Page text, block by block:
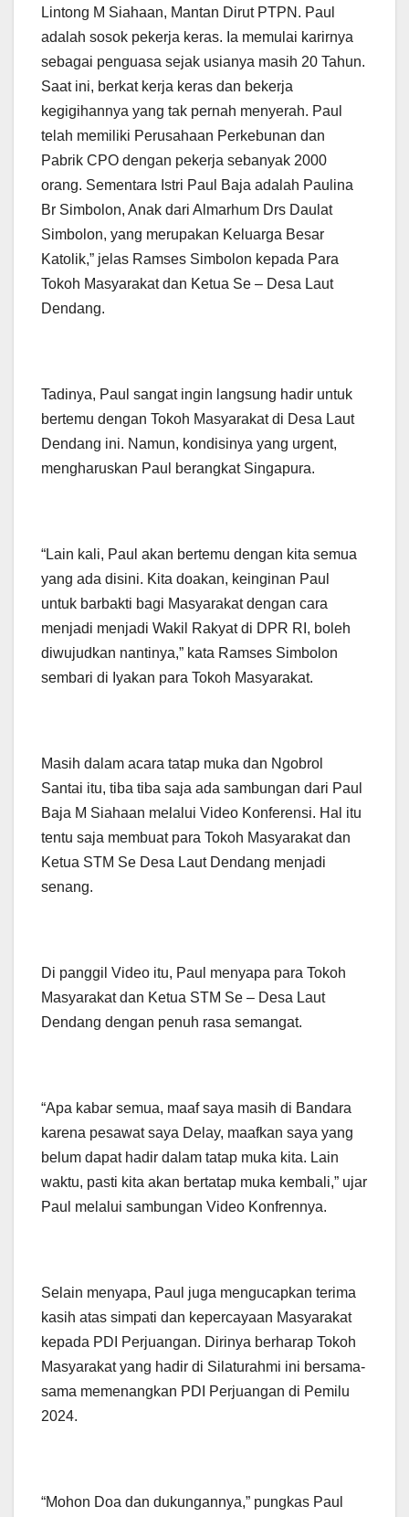
Lintong M Siahaan, Mantan Dirut PTPN. Paul
adalah sosok pekerja keras. Ia memulai karirnya
sebagai penguasa sejak usianya masih 20 Tahun.
Saat ini, berkat kerja keras dan bekerja
kegigihannya yang tak pernah menyerah. Paul
telah memiliki Perusahaan Perkebunan dan
Pabrik CPO dengan pekerja sebanyak 2000
orang. Sementara Istri Paul Baja adalah Paulina
Br Simbolon, Anak dari Almarhum Drs Daulat
Simbolon, yang merupakan Keluarga Besar
Katolik,” jelas Ramses Simbolon kepada Para
Tokoh Masyarakat dan Ketua Se – Desa Laut
Dendang.
Tadinya, Paul sangat ingin langsung hadir untuk
bertemu dengan Tokoh Masyarakat di Desa Laut
Dendang ini. Namun, kondisinya yang urgent,
mengharuskan Paul berangkat Singapura.
“Lain kali, Paul akan bertemu dengan kita semua
yang ada disini. Kita doakan, keinginan Paul
untuk barbakti bagi Masyarakat dengan cara
menjadi menjadi Wakil Rakyat di DPR RI, boleh
diwujudkan nantinya,” kata Ramses Simbolon
sembari di Iyakan para Tokoh Masyarakat.
Masih dalam acara tatap muka dan Ngobrol
Santai itu, tiba tiba saja ada sambungan dari Paul
Baja M Siahaan melalui Video Konferensi. Hal itu
tentu saja membuat para Tokoh Masyarakat dan
Ketua STM Se Desa Laut Dendang menjadi
senang.
Di panggil Video itu, Paul menyapa para Tokoh
Masyarakat dan Ketua STM Se – Desa Laut
Dendang dengan penuh rasa semangat.
“Apa kabar semua, maaf saya masih di Bandara
karena pesawat saya Delay, maafkan saya yang
belum dapat hadir dalam tatap muka kita. Lain
waktu, pasti kita akan bertatap muka kembali,” ujar
Paul melalui sambungan Video Konfrennya.
Selain menyapa, Paul juga mengucapkan terima
kasih atas simpati dan kepercayaan Masyarakat
kepada PDI Perjuangan. Dirinya berharap Tokoh
Masyarakat yang hadir di Silaturahmi ini bersama-
sama memenangkan PDI Perjuangan di Pemilu
2024.
“Mohon Doa dan dukungannya,” pungkas Paul